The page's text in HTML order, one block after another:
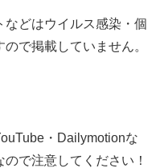
どはウイルス感染・個
で掲載していません。
・Dailymotionな
で注意してください！